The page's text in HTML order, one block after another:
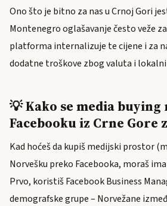
Ono što je bitno za nas u Crnoj Gori
Montenegro oglašavanje često veže
platforma internalizuje te cijene i za
dodatne troškove zbog valuta i
💡 Kako se media buying
Facebooku iz Crne Gore
Kad hoćeš da kupiš medijski prostor
Norvešku preko Facebooka, moraš
Prvo, koristiš Facebook Business
demografske grupe – Norvežane